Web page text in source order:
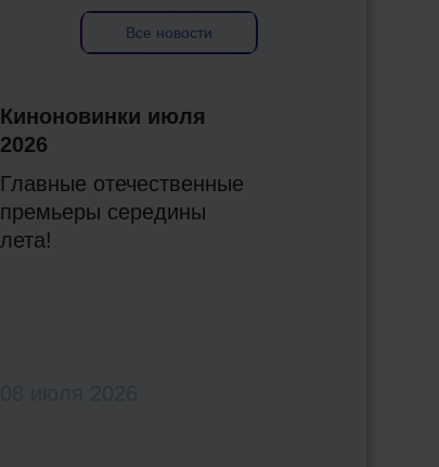
Киноновинки июля
2026
Главные отечественные
премьеры середины
лета!
Все новости